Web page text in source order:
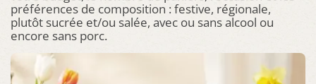
préférences de composition : festive, régionale,
plutôt sucrée et/ou salée, avec ou sans alcool ou
encore sans porc.